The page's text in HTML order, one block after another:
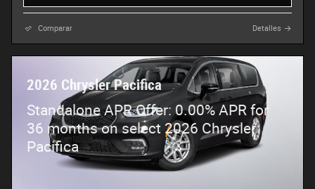
Comparar Detalles
2026 Chrysler Pacifica
Standalone APR Offer: 0.00% APR for
36 months on select 2026 Chrysler
Pacifica